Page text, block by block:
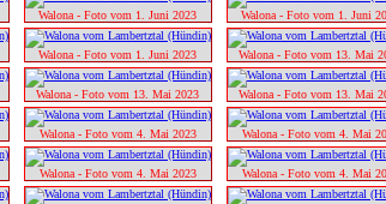
Walona - Foto vom 1. Juni 2023 Walona - Foto vom 1. Juni
Walona - Foto vom 1. Juni 2023 Walona - Foto vom 13. Mai
Walona - Foto vom 13. Mai 2023 Walona - Foto vom 13. Mai
Walona - Foto vom 4. Mai 2023 Walona - Foto vom 4. Mai
Walona - Foto vom 4. Mai 2023 Walona - Foto vom 4. Mai